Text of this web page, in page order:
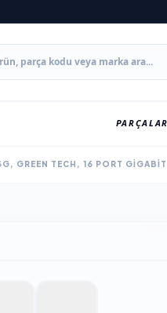
PARÇALAR
GREEN TECH, 16 PORT